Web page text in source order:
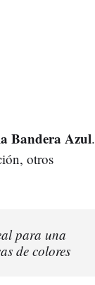
Bandera Azul.
otros
para una
de colores